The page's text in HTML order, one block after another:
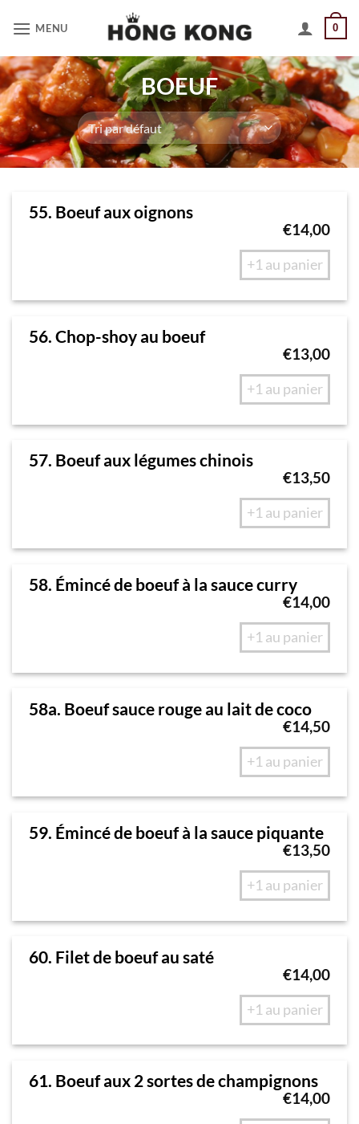
MENU 0
BOEUF
55. Boeuf aux oignons
€14,00
+1 au panier
56. Chop-shoy au boeuf
€13,00
+1 au panier
57. Boeuf aux légumes chinois
€13,50
+1 au panier
58. Émincé de boeuf à la sauce curry
€14,00
+1 au panier
58a. Boeuf sauce rouge au lait de coco
€14,50
+1 au panier
59. Émincé de boeuf à la sauce piquante
€13,50
+1 au panier
60. Filet de boeuf au saté
€14,00
+1 au panier
61. Boeuf aux 2 sortes de champignons
€14,00